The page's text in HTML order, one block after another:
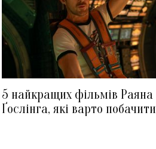
5 найкращих фільмів Раяна
Ґослінга, які варто побачити